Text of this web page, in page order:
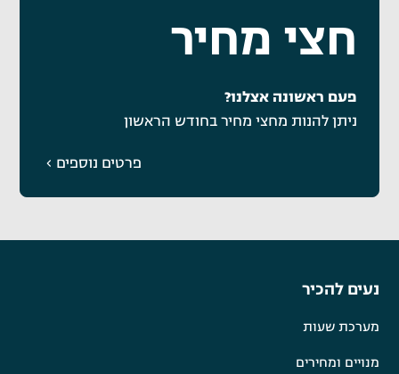
חצי מחיר
פעם ראשונה אצלנו?
ניתן להנות מחצי מחיר בחודש הראשון
פרטים נוספים
נעים להכיר
מערכת שעות
מנויים ומחירים